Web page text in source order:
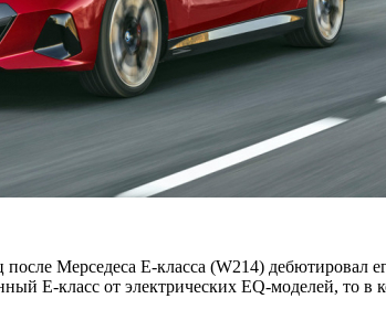
Мерседеса E-класса (W214)
E-класс от электрических EQ-моделей,